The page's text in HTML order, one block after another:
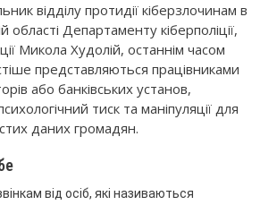
відділу протидії кіберзлочинам в
області Департаменту кіберполіції,
Микола Худолій, останнім часом
представляються працівниками
або банківських установ,
тиск та маніпуляції для
даних громадян.
від осіб, які називаються